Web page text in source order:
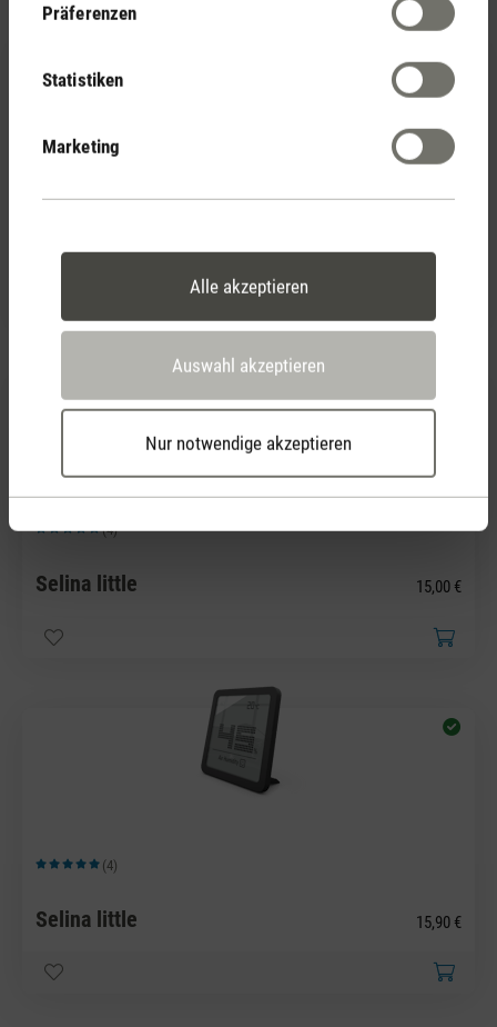
Präferenzen
Statistiken
Marketing
Alle akzeptieren
Auswahl akzeptieren
Nur notwendige akzeptieren
Durchschnittliche Bewertung von 3.83 von 5 Sternen
26,90 €
Durchschnittliche Bewertung von 5 von 5 Sternen
(4)
Selina little 15,00 €
Durchschnittliche Bewertung von 5 von 5 Sternen
(4)
Selina little 15,90 €